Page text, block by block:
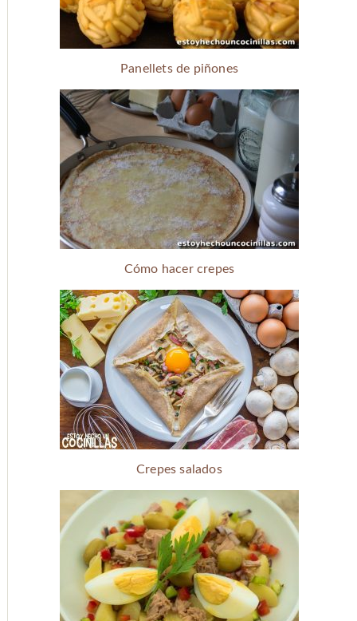
Panellets de piñones
Cómo hacer crepes
Crepes salados